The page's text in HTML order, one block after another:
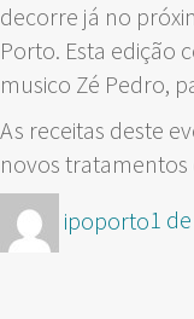
decorre já no
Porto. Esta edição
musico Zé Pedro,
As receitas deste
novos
Autor
ipoporto1